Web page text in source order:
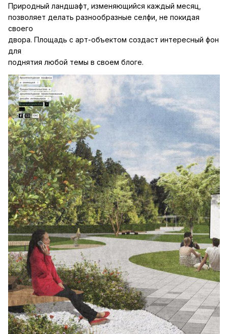
Природный ландшафт, изменяющийся каждый месяц,
позволяет делать разнообразные селфи, не покидая
своего
двора. Площадь с арт-объектом создаст интересный фон
для
поднятия любой темы в своем блоге.